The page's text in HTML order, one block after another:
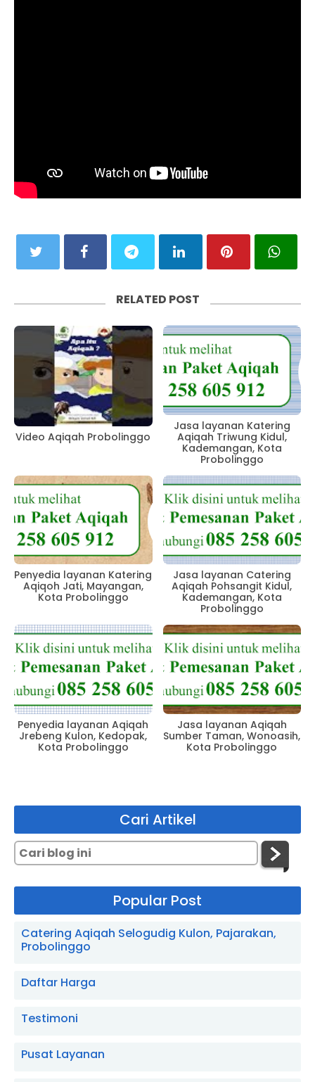
RELATED POST
Video Aqiqah Probolinggo
Jasa layanan Katering
Aqiqah Triwung Kidul,
Kademangan, Kota
Probolinggo
Penyedia layanan Katering
Aqiqoh Jati, Mayangan,
Kota Probolinggo
Jasa layanan Catering
Aqiqah Pohsangit Kidul,
Kademangan, Kota
Probolinggo
Penyedia layanan Aqiqah
Jrebeng Kulon, Kedopak,
Kota Probolinggo
Jasa layanan Aqiqah
Sumber Taman, Wonoasih,
Kota Probolinggo
Cari Artikel
Popular Post
Catering Aqiqah Selogudig Kulon, Pajarakan,
Probolinggo
Daftar Harga
Testimoni
Pusat Layanan